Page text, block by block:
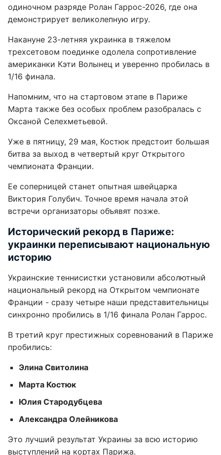
одиночном разряде Ролан Гаррос-2026, где она
демонстрирует великолепную игру.
Накануне 23-летняя украинка в тяжелом
трехсетовом поединке одолела сопротивление
американки Кэти Волынец и уверенно пробилась в
1/16 финала.
Напомним, что на стартовом этапе в Париже
Марта также без особых проблем разобралась с
Оксаной Селехметьевой.
Уже в пятницу, 29 мая, Костюк предстоит большая
битва за выход в четвертый круг Открытого
чемпионата Франции.
Ее соперницей станет опытная швейцарка
Виктория Голубич. Точное время начала этой
встречи организаторы объявят позже.
Исторический рекорд в Париже:
украинки переписывают национальную
историю
Украинские теннисистки установили абсолютный
национальный рекорд на Открытом чемпионате
Франции - сразу четыре наши представительницы
синхронно пробились в 1/16 финала Ролан Гаррос.
В третий круг престижных соревнований в Париже
пробились:
Элина Свитолина
Марта Костюк
Юлия Стародубцева
Александра Олейникова
Это лучший результат Украины за всю историю
выступлений на кортах Парижа.